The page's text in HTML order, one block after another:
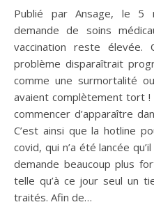
Publié par Ansage, le 5 mai 2023 En Allemagne, la
demande de soins
vaccination reste
problème disparaîtrait
comme une surmortalité
avaient complètement tort
commencer d’apparaître
C’est ainsi que la hotline
covid, qui n’a été lancée
demande beaucoup plus
telle qu’à ce jour seul un
traités. Afin de…